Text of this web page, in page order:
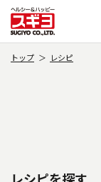
トップ レシピ